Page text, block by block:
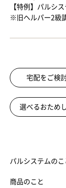
【特例】パルシ
※旧ヘルパー2級
宅配をご検
選べるおため
パルシステムのこ
商品のこと